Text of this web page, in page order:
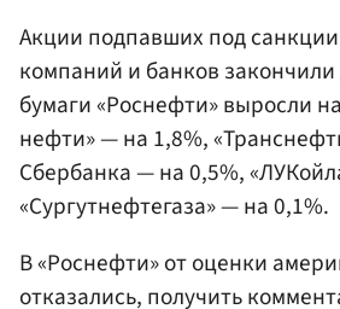
Акции подпавших под
компаний и банков закончили
бумаги «Роснефти» выросли
нефти» — на 1,8%,
Сбербанка — на 0,5%,
«Сургутнефтегаза» — на 0,1%.
В «Роснефти» от оценки
отказались, получить